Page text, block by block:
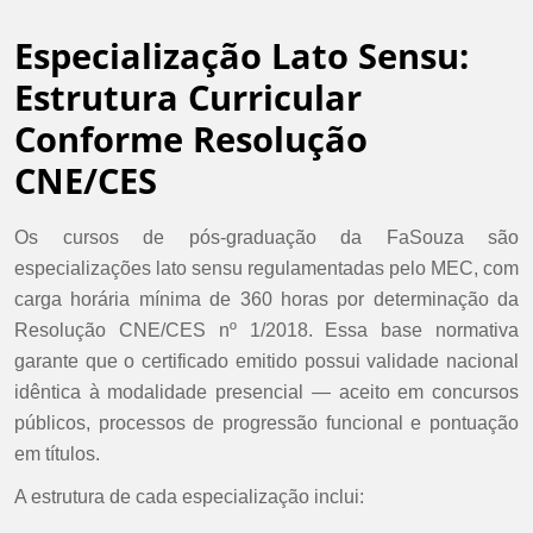
Especialização Lato Sensu:
Estrutura Curricular
Conforme Resolução
CNE/CES
Os cursos de pós-graduação da FaSouza são
especializações lato sensu regulamentadas pelo MEC, com
carga horária mínima de 360 horas por determinação da
Resolução CNE/CES nº 1/2018. Essa base normativa
garante que o certificado emitido possui validade nacional
idêntica à modalidade presencial — aceito em concursos
públicos, processos de progressão funcional e pontuação
em títulos.
A estrutura de cada especialização inclui: